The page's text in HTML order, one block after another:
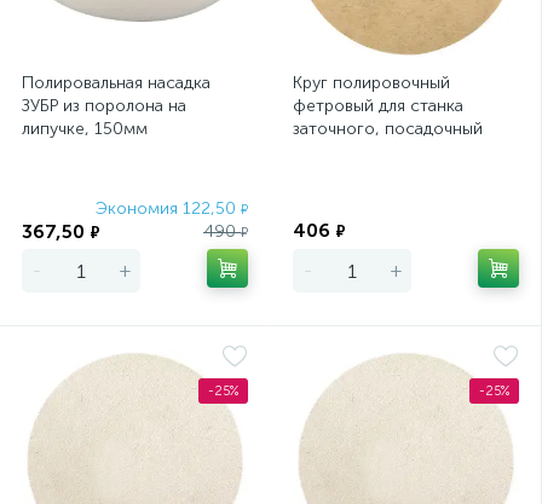
Полировальная насадка
ЗУБР из поролона на
липучке, 150мм
Экономия 122,50 ₽
367,50 ₽ 490₽
- +
Круг полировочный
фетровый для станка
заточного, посадочный
406 ₽
- +
-25% -25%